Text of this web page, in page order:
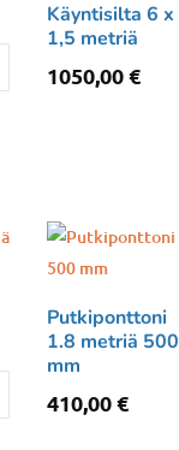
Käyntisilta 6 x
1,5 metriä
1050,00€
Putkiponttoni
1.8 metriä 500
mm
410,00€